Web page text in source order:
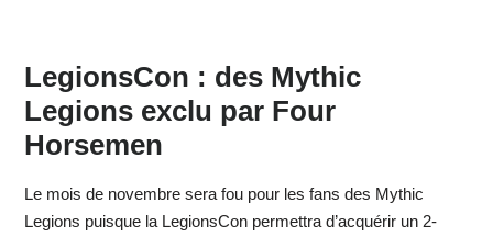
LegionsCon : des Mythic
Legions exclu par Four
Horsemen
Le mois de novembre sera fou pour les fans des Mythic
Legions puisque la LegionsCon permettra d’acquérir un 2-